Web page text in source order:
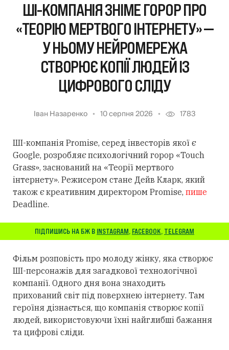
ШІ-КОМПАНІЯ ЗНІМЕ ГОРОР ПРО
«ТЕОРІЮ МЕРТВОГО ІНТЕРНЕТУ» —
У НЬОМУ НЕЙРОМЕРЕЖА
СТВОРЮЄ КОПІЇ ЛЮДЕЙ ІЗ
ЦИФРОВОГО СЛІДУ
Іван Назаренко 10 серпня 2026 1783
ШІ-компанія Promise, серед інвесторів якої є
Google, розробляє психологічний горор «Touch
Grass», заснований на «Теорії мертвого
інтернету». Режисером стане Дейв Кларк, який
також є креативним директором Promise, пише
Deadline.
ПІДПИШИСЬ НА БЖ В INSTAGRAM, FACEBOOK, TELEGRAM
Фільм розповість про молоду жінку, яка створює
ШІ-персонажів для загадкової технологічної
компанії. Одного дня вона знаходить
прихований світ під поверхнею інтернету. Там
героїня дізнається, що компанія створює копії
людей, використовуючи їхні найглибші бажання
та цифрові сліди.